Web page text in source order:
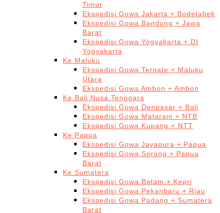
Timur
Ekspedisi Gowa Jakarta + Bodetabek
Ekspedisi Gowa Bandung + Jawa
Barat
Ekspedisi Gowa Yogyakarta + DI
Yogyakarta
Ke Maluku
Ekspedisi Gowa Ternate + Maluku
Utara
Ekspedisi Gowa Ambon + Ambon
Ke Bali Nusa Tenggara
Ekspedisi Gowa Denpasar + Bali
Ekspedisi Gowa Mataram + NTB
Ekspedisi Gowa Kupang + NTT
Ke Papua
Ekspedisi Gowa Jayapura + Papua
Ekspedisi Gowa Sorong + Papua
Barat
Ke Sumatera
Ekspedisi Gowa Batam + Kepri
Ekspedisi Gowa Pekanbaru + Riau
Ekspedisi Gowa Padang + Sumatera
Barat